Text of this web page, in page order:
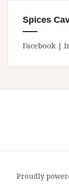
Spices
Facebook |
Proudly